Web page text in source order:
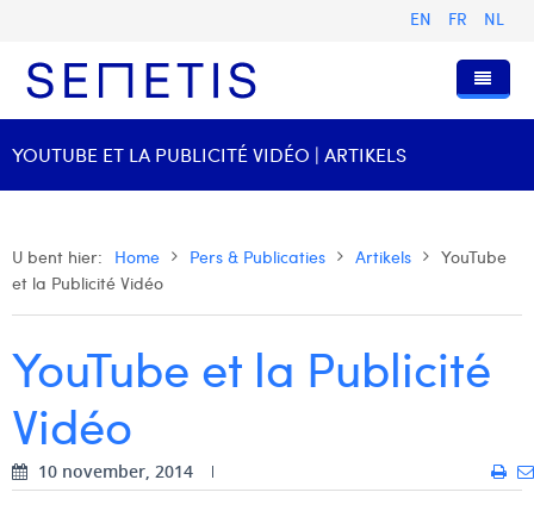
EN FR NL
Diensten
Digital Business Intelligence
Trainingen
Onze Geschiedenis
Anouk Allegaert
Arthur Collard
Camille Servais
Onze Waarden
Omnicom Media Group
Certificeringen
Pers & Publicaties
Presentaties en Cases
Persberichten
Vacatures
Strategy Director
Digital Business Analyst
Contact
YOUTUBE ET LA PUBLICITÉ VIDÉO | ARTIKELS
U bent hier: Home Pers & Publicaties Artikels
YouTube
et la Publicité Vidéo
YouTube et la Publicité
Vidéo
10 november, 2014